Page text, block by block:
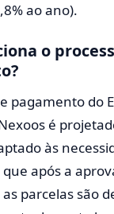
ao ano).
o
pagamento do
é
às
após a
parcelas são